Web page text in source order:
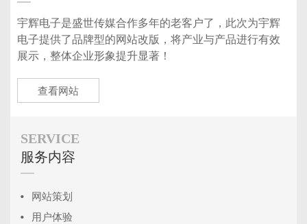
宇辉电子是盛世传媒合作多年的老客户了，此次为宇辉
电子提供了品牌型的网站改版，将产业与产品进行有效
展示，整体企业形象提升显著！
查看网站
SERVICE
服务内容
网站策划
用户体验